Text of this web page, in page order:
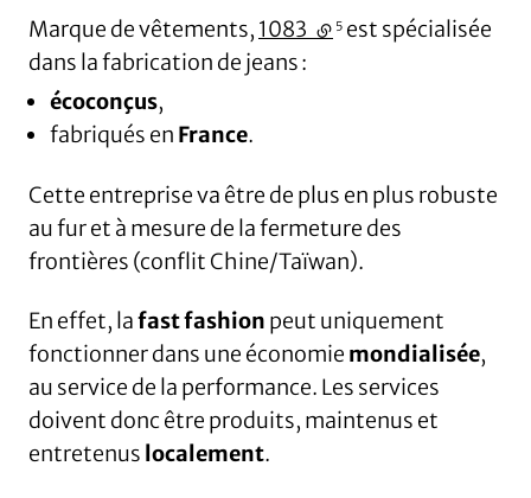
Marque de vêtements, 1083 (lien externe)
5 est spécialisée
dans la fabrication de jeans :
écoconçus,
fabriqués en France.
Cette entreprise va être de plus en plus robuste
au fur et à mesure de la fermeture des
frontières (conflit Chine/Taïwan).
En effet, lafast fashion peut uniquement
fonctionner dans une économie mondialisée,
au service de la performance. Les services
doivent donc être produits, maintenus et
entretenus localement.